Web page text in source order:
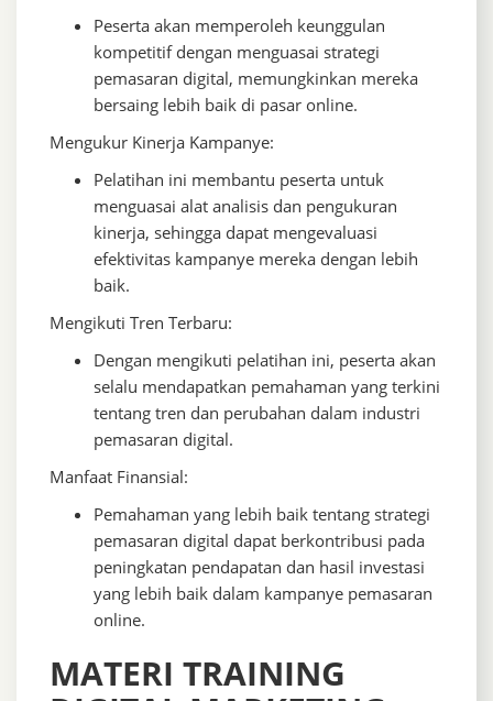
Peserta akan memperoleh keunggulan
kompetitif dengan menguasai strategi
pemasaran digital, memungkinkan mereka
bersaing lebih baik di pasar online.
Mengukur Kinerja Kampanye:
Pelatihan ini membantu peserta untuk
menguasai alat analisis dan pengukuran
kinerja, sehingga dapat mengevaluasi
efektivitas kampanye mereka dengan lebih
baik.
Mengikuti Tren Terbaru:
Dengan mengikuti pelatihan ini, peserta akan
selalu mendapatkan pemahaman yang terkini
tentang tren dan perubahan dalam industri
pemasaran digital.
Manfaat Finansial:
Pemahaman yang lebih baik tentang strategi
pemasaran digital dapat berkontribusi pada
peningkatan pendapatan dan hasil investasi
yang lebih baik dalam kampanye pemasaran
online.
MATERI TRAINING